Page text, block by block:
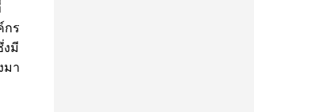
กร
งมี
มา